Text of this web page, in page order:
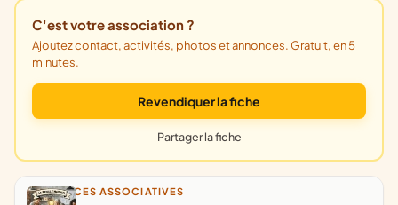
C'est votre association ?
Ajoutez contact, activités, photos et annonces. Gratuit, en 5
minutes.
Revendiquer la fiche
Partager la fiche
ANNONCES ASSOCIATIVES